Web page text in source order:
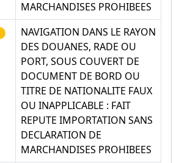
MARCHANDISES PROHIBEES
NAVIGATION DANS LE RAYON
DES DOUANES, RADE OU
PORT, SOUS COUVERT DE
DOCUMENT DE BORD OU
TITRE DE NATIONALITE FAUX
OU INAPPLICABLE : FAIT
REPUTE IMPORTATION SANS
DECLARATION DE
MARCHANDISES PROHIBEES